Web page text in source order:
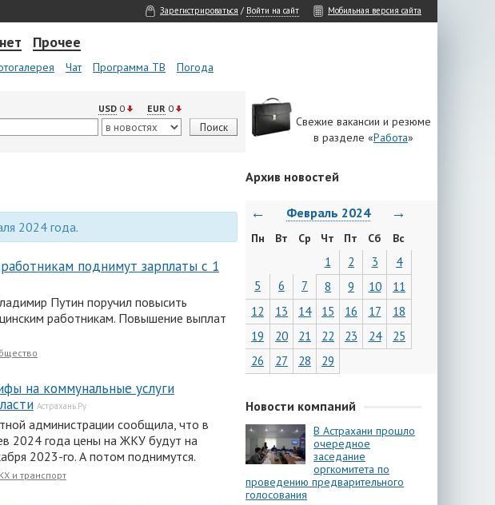
Зарегистрироваться / Войти на сайт Мобильная версия сайта
Прочее
Чат Программа ТВ Погода
USD 0 EUR 0
Свежие вакансии и резюме
в разделе «Работа»
2024 года.
поднимут зарплаты с 1
Путин поручил повысить
работникам. Повышение выплат
на коммунальные услуги
Астрахань.Ру
администрации сообщила, что в
2024 года цены на ЖКУ будут на
2023-го. А потом поднимутся.
и транспорт
Архив новостей
← Февраль 2024 →
Пн Вт Ср Чт Пт Сб Вс
1 2 3
4
5
6 7 8 9 10
11
12
13 14 15 16 17
18
19
20 21 22 23 24
25
26
27 28 29
Новости компаний
В Астрахани прошло
очередное
заседание
оргкомитета по
проведению предварительного
голосования